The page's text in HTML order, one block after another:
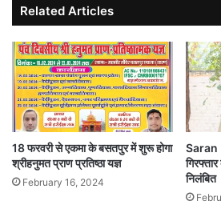
Related Articles
18 फरवरी से एकमा के बसतपुर में शुरू होगा
श्रीहनुमत प्राण प्रतिष्ठा यज्ञ
February 16, 2024
Saran
निलंबित